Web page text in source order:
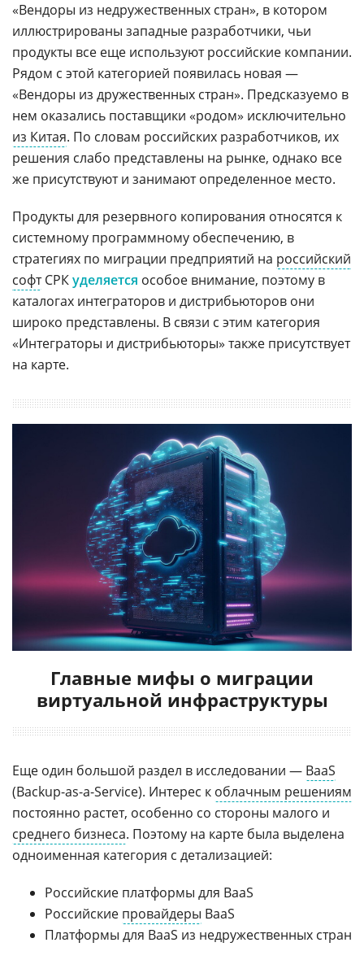
«Вендоры из недружественных стран», в котором
иллюстрированы западные разработчики, чьи
продукты все еще используют российские компании.
Рядом с этой категорией появилась новая —
«Вендоры из дружественных стран». Предсказуемо в
нем оказались поставщики «родом» исключительно
из Китая. По словам российских разработчиков, их
решения слабо представлены на рынке, однако все
же присутствуют и занимают определенное место.
Продукты для резервного копирования относятся к
системному программному обеспечению, в
стратегиях по миграции предприятий на российский
софтСРКуделяется особое внимание, поэтому в
каталогах интеграторов и дистрибьюторов они
широко представлены. В связи с этим категория
«Интеграторы и дистрибьюторы» также присутствует
на карте.
Главные мифы о миграции
виртуальной инфраструктуры
Еще один большой раздел в исследовании — BaaS
(Backup-as-a-Service). Интерес к облачным решениям
постоянно растет, особенно со стороны малого и
среднего бизнеса. Поэтому на карте была выделена
одноименная категория с детализацией:
Российские платформы для BaaS
Российские провайдеры BaaS
Платформы для BaaS из недружественных стран